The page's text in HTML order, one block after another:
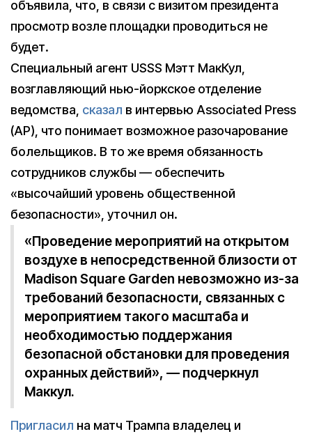
объявила, что, в связи с визитом президента
просмотр возле площадки проводиться не
будет.
Специальный агент USSS Мэтт МакКул,
возглавляющий нью-йоркское отделение
ведомства, сказал в интервью Associated Press
(AP), что понимает возможное разочарование
болельщиков. В то же время обязанность
сотрудников службы — обеспечить
«высочайший уровень общественной
безопасности», уточнил он.
«Проведение мероприятий на открытом
воздухе в непосредственной близости от
Madison Square Garden невозможно из-за
требований безопасности, связанных с
мероприятием такого масштаба и
необходимостью поддержания
безопасной обстановки для проведения
охранных действий», — подчеркнул
Маккул.
Пригласил на матч Трампа владелец и